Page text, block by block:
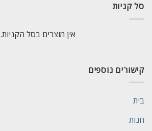
סל קניות
אין מוצרים בסל הקניות.
קישורים נוספים
בית
חנות